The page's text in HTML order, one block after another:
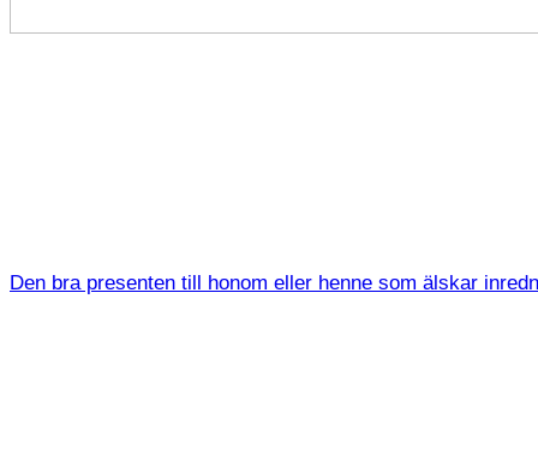
Den bra presenten till honom eller henne som älskar